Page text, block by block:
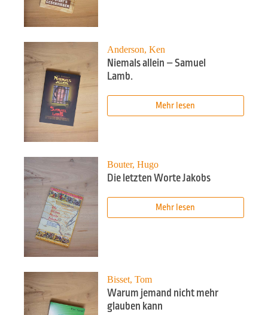
Anderson, Ken
Niemals allein – Samuel
Lamb.
Mehr lesen
Bouter, Hugo
Die letzten Worte Jakobs
Mehr lesen
Bisset, Tom
Warum jemand nicht mehr
glauben kann